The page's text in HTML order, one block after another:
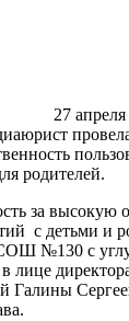
27
родителей.
за высокую
с детьми и
№130 с
лице
Галины